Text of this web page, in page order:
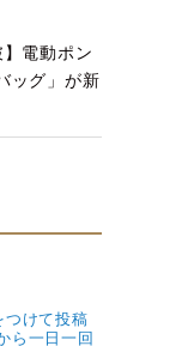
】電動ポン
ッグ」が新
つけて投稿
ら一日一回